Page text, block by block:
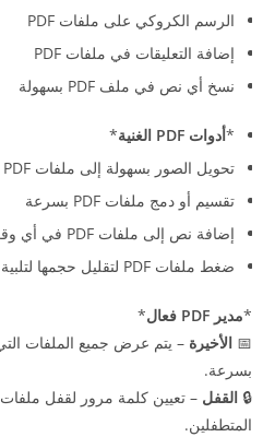
الرسم الكروكي على ملفات PDF
إضافة التعليقات في ملفات PDF
نسخ أي نص في ملف PDF بسهولة
*أدوات PDF الغنية
*
تحويل الصور بسهولة إلى ملفات PDF
تقسيم أو دمج ملفات PDF بسرعة
إضافة نص إلى ملفات PDF في أي وقت
ضغط ملفات PDF لتقليل حجمها لتلبية احتياجاتك (قريبًا)
*مدير PDF فعال
*
📅 الأخيرة – يتم عرض جميع الملفات
بسرعة.
🔒 القفل
المتطفلين.